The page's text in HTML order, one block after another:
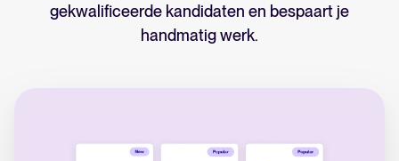
gekwalificeerde kandidaten en bespaart je
handmatig werk.